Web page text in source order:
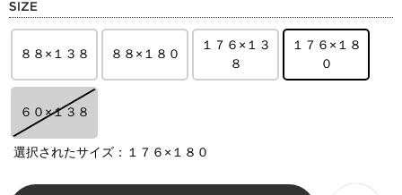
８８×１３８ ８８×１８０
１７６×１３
８
１７６×１８
０
６０×１３８
選択されたサイズ：１７６×１８０